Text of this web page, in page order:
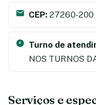
CEP: 27260-200
Turno de
NOS TURNOS
Serviços e